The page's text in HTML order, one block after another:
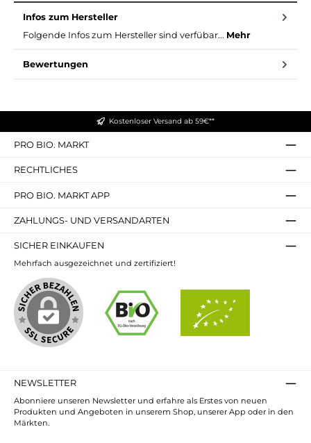
Infos zum Hersteller
Folgende Infos zum Hersteller sind verfübar... Mehr
Bewertungen
Kostenloser Versand ab 59€**
PRO BIO. MARKT
RECHTLICHES
PRO BIO. MARKT APP
ZAHLUNGS- UND VERSANDARTEN
SICHER EINKAUFEN
Mehrfach ausgezeichnet und zertifiziert!
NEWSLETTER
Abonniere unseren Newsletter und erfahre als Erstes von neuen
Produkten und Angeboten in unserem Shop, unserer App oder in den
Märkten.